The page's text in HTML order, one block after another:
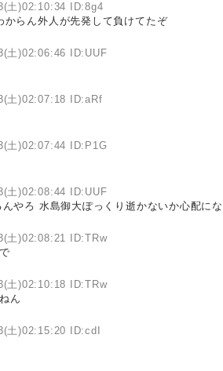
土)02:10:34 ID:8g4
らん外人が先発して負けてたぞ
土)02:06:46 ID:UUF
土)02:07:18 ID:aRf
土)02:07:44 ID:P1G
土)02:08:44 ID:UUF
やろ 水島御大ぽっくり逝かないか心配に
土)02:08:21 ID:TRw
土)02:10:18 ID:TRw
ん
土)02:15:20 ID:cdI